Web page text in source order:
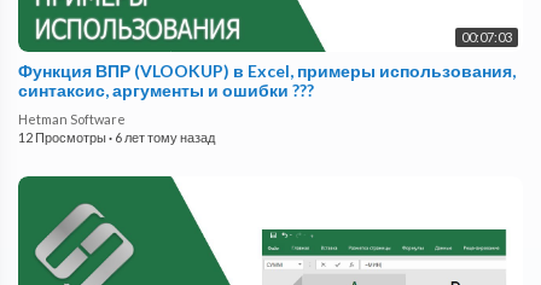
00:07:03
Функция ВПР (VLOOKUP) в Excel, примеры использования,
синтаксис, аргументы и ошибки ???
Hetman Software
12 Просмотры· 6 лет тому назад